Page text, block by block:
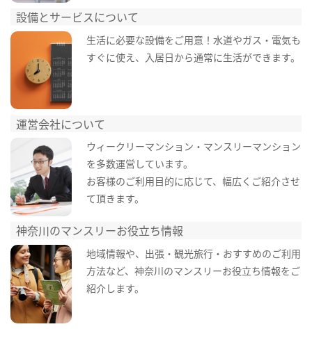
設備とサービスについて
生活に必要な設備をご用意！水道やガス・電気も
すぐに使え、入居日から通常に生活ができます。
運営会社について
ウィークリーマンション・マンスリーマンション
を多数運営しています。
お客様のご利用目的に応じて、幅広くご紹介させ
て頂きます。
神奈川のマンスリーお役立ち情報
地域情報や、出張・観光旅行・おすすめのご利用
方法など、神奈川のマンスリーお役立ち情報をご
紹介します。